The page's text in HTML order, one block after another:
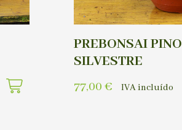
PREBONSAI PINO
SILVESTRE
77,00 € IVA incluído